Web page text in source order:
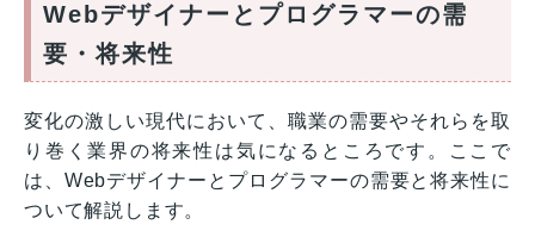
Webデザイナーとプログラマーの需
要・将来性
変化の激しい現代において、職業の需要やそれらを取
り巻く業界の将来性は気になるところです。ここで
は、Webデザイナーとプログラマーの需要と将来性に
ついて解説します。